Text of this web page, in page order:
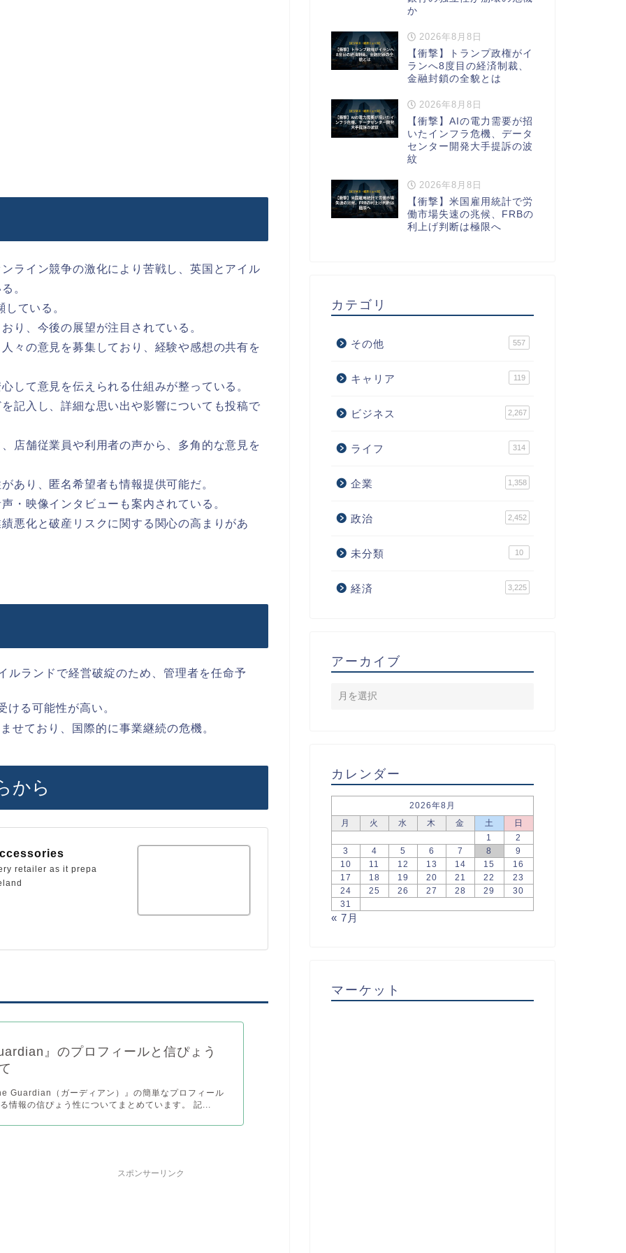
ライン競争の激化により苦戦し、英国とアイル
。
ている。
り、今後の展望が注目されている。
々の意見を募集しており、経験や感想の共有を
して意見を伝えられる仕組みが整っている。
記入し、詳細な思い出や影響についても投稿で
店舗従業員や利用者の声から、多角的な意見を
あり、匿名希望者も情報提供可能だ。
・映像インタビューも案内されている。
悪化と破産リスクに関する関心の高まりがあ
ルランドで経営破綻のため、管理者を任命予
る可能性が高い。
せており、国際的に事業継続の危機。
から
retailer as it prepa
』のプロフィールと信ぴょう
Guardian（ガーディアン）』の簡単なプロフィール
情報の信ぴょう性についてまとめています。 記...
スポンサーリンク
か
2026年8月8日
【衝撃】トランプ政権がイ
ランへ8度目の経済制裁、
金融封鎖の全貌とは
2026年8月8日
【衝撃】AIの電力需要が招
いたインフラ危機、データ
センター開発大手提訴の波
紋
2026年8月8日
【衝撃】米国雇用統計で労
働市場失速の兆候、FRBの
利上げ判断は極限へ
カテゴリ
その他 557
キャリア 119
ビジネス 2,267
ライフ 314
企業 1,358
政治 2,452
未分類 10
経済 3,225
アーカイブ
カレンダー
2026年8月
月
火 水 木 金 土
日
1
2
3
4 5 6 7 8
9
10
11 12 13 14 15
16
17
18 19 20 21 22
23
24
25 26 27 28 29
30
31
« 7月
マーケット